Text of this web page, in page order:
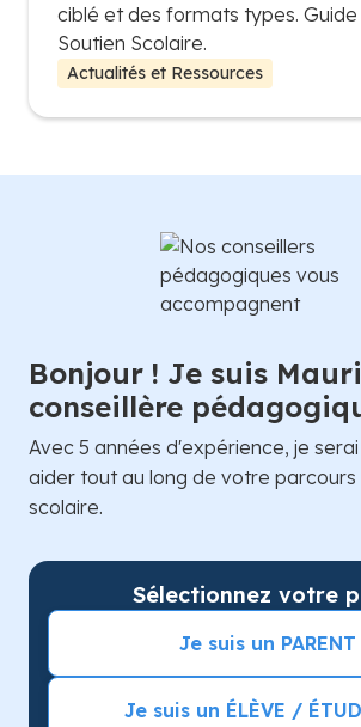
ciblé et des formats types. Guide
Soutien Scolaire.
Actualités et Ressources
Bonjour ! Je suis
conseillère
Avec 5 années d'expérience, je
aider tout au long de votre parcours
scolaire.
Sélectionnez votre
Je suis un PARENT
Je suis un ÉLÈVE /